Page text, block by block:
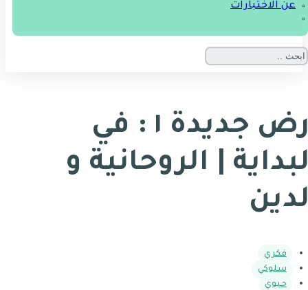
عن الاختبارات
أرض جديدة ١ : في
| الروحانية و
فكري
سلوكي
حيوي